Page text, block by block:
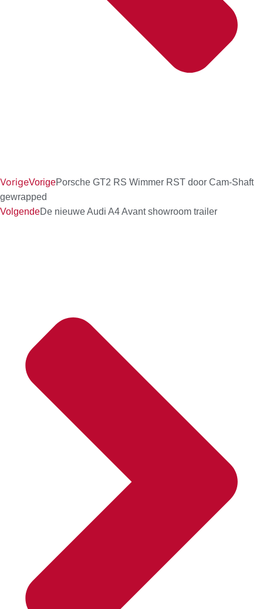
VorigeVorigePorsche GT2 RS Wimmer RST door Cam-Shaft
gewrapped
VolgendeDe nieuwe Audi A4 Avant showroom trailer